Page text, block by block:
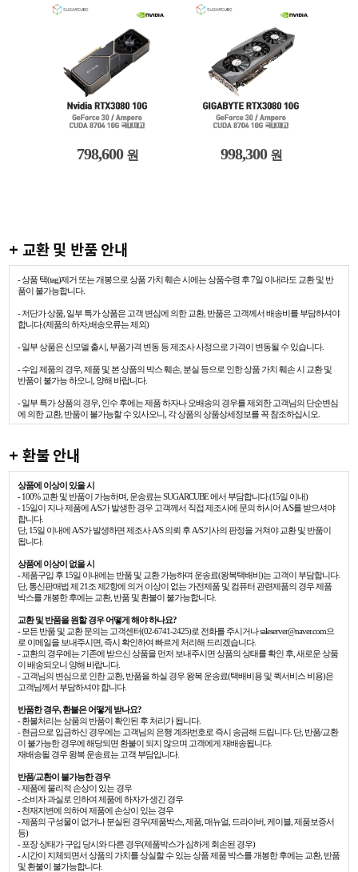
798,600 원 998,300 원
+ 교환 및 반품 안내
- 상품 택(tag)제거 또는 개봉으로 상품 가치 훼손 시에는 상품수령 후 7일 이내라도 교환 및 반
품이 불가능합니다.
- 저단가 상품, 일부 특가 상품은 고객 변심에 의한 교환, 반품은 고객께서 배송비를 부담하셔야
합니다.(제품의 하자,배송오류는 제외)
- 일부 상품은 신모델 출시, 부품가격 변동 등 제조사 사정으로 가격이 변동될 수 있습니다.
- 수입 제품의 경우, 제품 및 본 상품의 박스 훼손, 분실 등으로 인한 상품 가치 훼손 시 교환 및
반품이 불가능 하오니, 양해 바랍니다.
- 일부 특가 상품의 경우, 인수 후에는 제품 하자나 오배송의 경우를 제외한 고객님의 단순변심
에 의한 교환, 반품이 불가능할 수 있사오니, 각 상품의 상품상세정보를 꼭 참조하십시오.
+ 환불 안내
상품에 이상이 있을 시
- 100% 교환 및 반품이 가능하며, 운송료는 SUGARCUBE 에서 부담합니다.(15일 이내)
- 15일이 지나 제품에 A/S가 발생한 경우 고객께서 직접 제조사에 문의 하시어 A/S를 받으셔야
합니다.
단, 15일 이내에 A/S가 발생하면 제조사 A/S 의뢰 후 A/S기사의 판정을 거쳐야 교환 및 반품이
됩니다.
상품에 이상이 없을 시
- 제품구입 후 15일 이내에는 반품 및 교환 가능하며 운송료(왕복택배비)는 고객이 부담합니다.
단, 통신판매법 제 21조 제2항에 의거 이상이 없는 가전제품 및 컴퓨터 관련제품의 경우 제품
박스를 개봉한 후에는 교환, 반품 및 환불이 불가능합니다.
교환 및 반품을 원할 경우 어떻게 해야 하나요?
- 모든 반품 및 교환 문의는 고객센터(02-6741-2425)로 전화를 주시거나 saleserver@naver.com으
로 이메일을 보내주시면, 즉시 확인하여 빠르게 처리해 드리겠습니다.
- 교환의 경우에는 기존에 받으신 상품을 먼저 보내주시면 상품의 상태를 확인 후, 새로운 상품
이 배송되오니 양해 바랍니다.
- 고객님의 변심으로 인한 교환, 반품을 하실 경우 왕복 운송료(택배비용 및 퀵서비스 비용)은
고객님께서 부담하셔야 합니다.
반품한 경우, 환불은 어떻게 받나요?
- 환불처리는 상품의 반품이 확인된 후 처리가 됩니다.
- 현금으로 입금하신 경우에는 고객님의 은행 계좌번호로 즉시 송금해 드립니다. 단, 반품/교환
이 불가능한 경우에 해당되면 환불이 되지 않으며 고객에게 재배송됩니다.
재배송될 경우 왕복 운송료는 고객 부담입니다.
반품/교환이 불가능한 경우
- 제품에 물리적 손상이 있는 경우
- 소비자 과실로 인하여 제품에 하자가 생긴 경우
- 천재지변에 의하여 제품에 손상이 있는 경우
- 제품의 구성물이 없거나 분실된 경우(제품박스, 제품, 매뉴얼, 드라이버, 케이블, 제품보증서
등)
- 포장 상태가 구입 당시와 다른 경우(제품박스가 심하게 회손된 경우)
- 시간이 지체되면서 상품의 가치를 상실할 수 있는 상품 제품 박스를 개봉한 후에는 교환, 반품
및 환불이 불가능합니다.